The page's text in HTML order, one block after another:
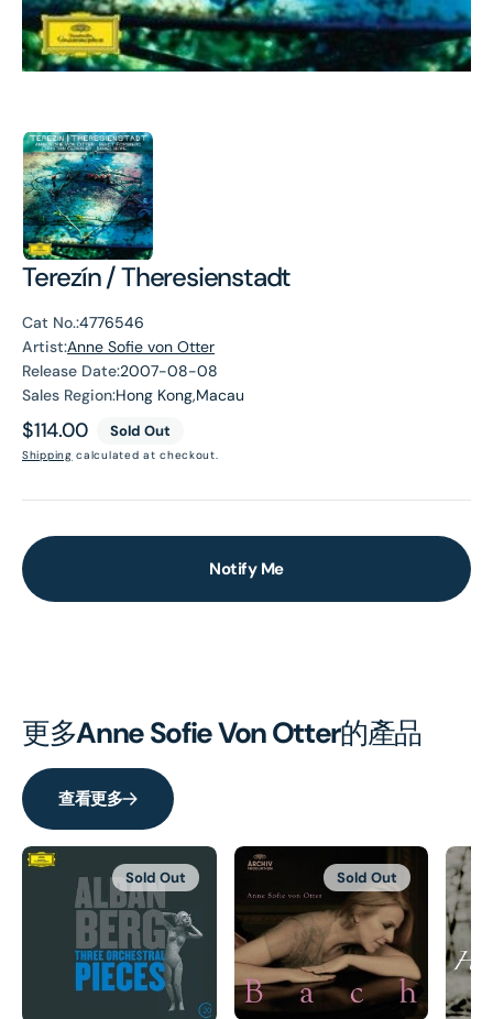
Terezín / Theresienstadt
Cat No.:4776546
Artist:Anne Sofie von Otter
Release Date:2007-08-08
Sales Region:Hong Kong,Macau
Regular
price
$114.00 Sold Out
Shipping calculated at checkout.
Notify Me
更多Anne Sofie Von Otter的產品
查看更多
Sold Out Sold Out